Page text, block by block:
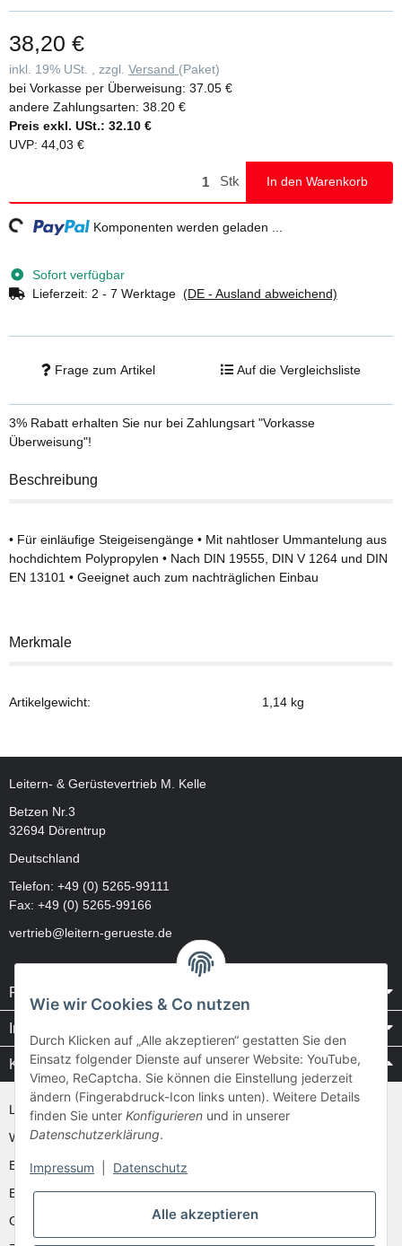
38,20 €
inkl. 19% USt. , zzgl. Versand (Paket)
bei Vorkasse per Überweisung: 37.05 €
andere Zahlungsarten: 38.20 €
Preis exkl. USt.: 32.10 €
UVP: 44,03 €
Stk In den Warenkorb
Komponenten werden geladen ...
Sofort verfügbar
Lieferzeit: 2 - 7 Werktage (DE - Ausland abweichend)
Frage zum Artikel Auf die Vergleichsliste
3% Rabatt erhalten Sie nur bei Zahlungsart "Vorkasse
Überweisung"!
Beschreibung
• Für einläufige Steigeisengänge • Mit nahtloser Ummantelung aus
hochdichtem Polypropylen • Nach DIN 19555, DIN V 1264 und DIN
EN 13101 • Geeignet auch zum nachträglichen Einbau
Merkmale
Artikelgewicht: 1,14 kg
Leitern- & Gerüstevertrieb M. Kelle
Betzen Nr.3
32694 Dörentrup
Deutschland
Telefon: +49 (0) 5265-99111
Fax: +49 (0) 5265-99166
vertrieb@leitern-gerueste.de
Rechtliches
Informationen
Kataloge / Videos
Layher Videos und Downloads
WAKÜ
Ernst
Euroline
Günzburger
Wie wir Cookies & Co nutzen
Durch Klicken auf „Alle akzeptieren“ gestatten Sie den
Einsatz folgender Dienste auf unserer Website: YouTube,
Vimeo, ReCaptcha. Sie können die Einstellung jederzeit
ändern (Fingerabdruck-Icon links unten). Weitere Details
finden Sie unter Konfigurieren und in unserer
Datenschutzerklärung.
Impressum Datenschutz
Alle akzeptieren